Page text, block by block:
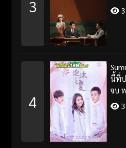
3 3
4
นี้ที่
จบ
3